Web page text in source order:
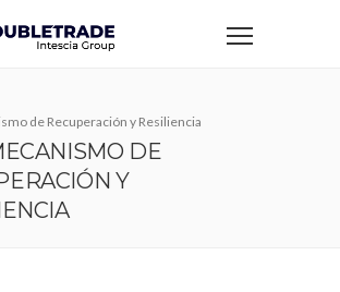
de Recuperación y Resiliencia
DE
Y